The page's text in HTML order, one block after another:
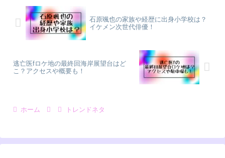
石原颯也の家族や経歴に出身小学校は？
イケメン次世代俳優！
逃亡医fロケ地の最終回海岸展望台はど
こ？アクセスや概要も！
ホーム トレンドネタ